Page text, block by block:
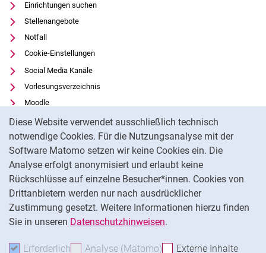
Diese Website verwendet ausschließlich technisch
notwendige Cookies. Für die Nutzungsanalyse mit der
Software Matomo setzen wir keine Cookies ein. Die
Analyse erfolgt anonymisiert und erlaubt keine
Rückschlüsse auf einzelne Besucher*innen. Cookies von
Drittanbietern werden nur nach ausdrücklicher
Zustimmung gesetzt. Weitere Informationen hierzu finden
Sie in unseren Datenschutzhinweisen.
Erforderlich Erforderliche Cookies akzeptieren
Analyse (Matomo) Analyse-Cookies
Externe Inhalte
Einrichtungen suchen
Stellenangebote
Notfall
Cookie-Einstellungen
Social Media Kanäle
Vorlesungsverzeichnis
Moodle
Panopto
Universitätsbibliothek
Datenschutz
Barrierefreiheit
Transparenter KI-Einsatz